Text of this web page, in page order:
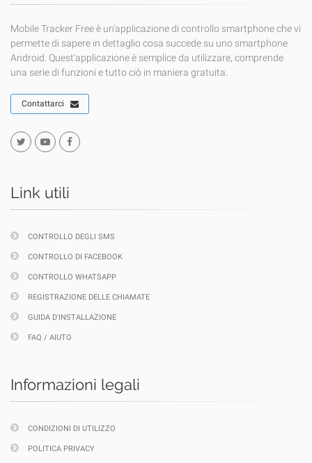
Mobile Tracker Free è un'applicazione di controllo smartphone che vi
permette di sapere in dettaglio cosa succede su uno smartphone
Android. Quest'applicazione è semplice da utilizzare, comprende
una serie di funzioni e tutto ciò in maniera gratuita.
Contattarci
Link utili
CONTROLLO DEGLI SMS
CONTROLLO DI FACEBOOK
CONTROLLO WHATSAPP
REGISTRAZIONE DELLE CHIAMATE
GUIDA D'INSTALLAZIONE
FAQ / AIUTO
Informazioni legali
CONDIZIONI DI UTILIZZO
POLITICA PRIVACY